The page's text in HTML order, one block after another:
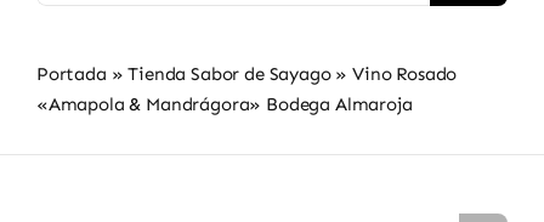
Portada »Tienda Sabor de Sayago»Vino Rosado
«Amapola & Mandrágora» Bodega Almaroja